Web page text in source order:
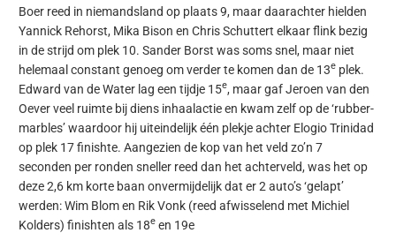
Boer reed in niemandsland op plaats 9, maar daarachter hielden
Yannick Rehorst, Mika Bison en Chris Schuttert elkaar flink bezig
in de strijd om plek 10. Sander Borst was soms snel, maar niet
helemaal constant genoeg om verder te komen dan de 13e plek.
Edward van de Water lag een tijdje 15e, maar gaf Jeroen van den
Oever veel ruimte bij diens inhaalactie en kwam zelf op de ‘rubber-
marbles’ waardoor hij uiteindelijk één plekje achter Elogio Trinidad
op plek 17 finishte. Aangezien de kop van het veld zo’n 7
seconden per ronden sneller reed dan het achterveld, was het op
deze 2,6 km korte baan onvermijdelijk dat er 2 auto’s ‘gelapt’
werden: Wim Blom en Rik Vonk (reed afwisselend met Michiel
Kolders) finishten als 18e en 19e